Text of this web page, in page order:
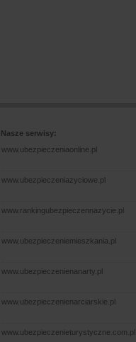
Nasze serwisy:
www.ubezpieczeniaonline.pl
www.ubezpieczeniazyciowe.pl
www.rankingubezpieczennazycie.pl
www.ubezpieczeniemieszkania.pl
www.ubezpieczenienanarty.pl
www.ubezpieczenienarciarskie.pl
www.ubezpieczenieturystyczne.com.pl